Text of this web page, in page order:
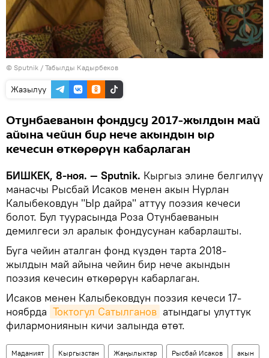
© Sputnik / Табылды Кадырбеков
Жазылуу
Отунбаеванын фондусу 2017-жылдын май
айына чейин бир нече акындын ыр
кечесин өткөрөрүн кабарлаган
БИШКЕК, 8-ноя. — Sputnik. Кыргыз элине белгилүү
манасчы Рысбай Исаков менен акын Нурлан
Калыбековдун "Ыр дайра" аттуу поэзия кечеси
болот. Бул туурасында Роза Отунбаеванын
демилгеси эл аралык фондусунан кабарлашты.
Буга чейин аталган фонд күздөн тарта 2018-
жылдын май айына чейин бир нече акындын
поэзия кечесин өткөрөрүн кабарлаган.
Исаков менен Калыбековдун поэзия кечеси 17-
ноябрда Токтогул Сатылганов атындагы улуттук
филармониянын кичи залында өтөт.
Маданият Кыргызстан Жаңылыктар Рысбай Исаков акын